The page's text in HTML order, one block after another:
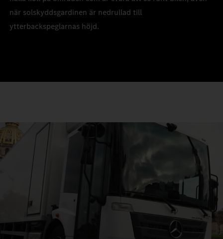
när solskyddsgardinen är nedrullad till
ytterbackspeglarnas höjd.